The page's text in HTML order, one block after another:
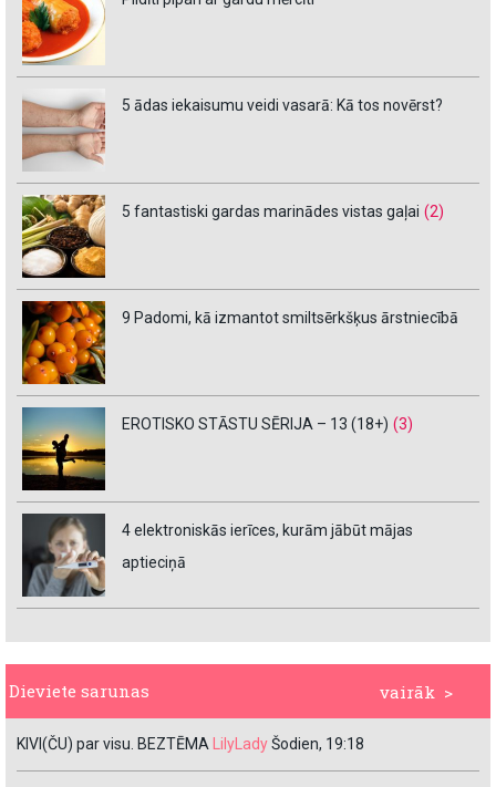
5 ādas iekaisumu veidi vasarā: Kā tos novērst?
5 fantastiski gardas marinādes vistas gaļai (2)
9 Padomi, kā izmantot smiltsērkšķus ārstniecībā
EROTISKO STĀSTU SĒRIJA – 13 (18+) (3)
4 elektroniskās ierīces, kurām jābūt mājas
aptieciņā
vairāk >
Dieviete sarunas
KIVI(ČU) par visu. BEZTĒMA LilyLadyŠodien, 19:18